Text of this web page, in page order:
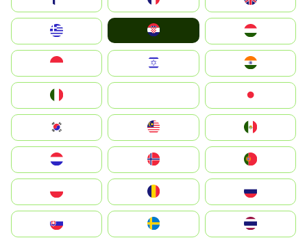
Magyarország
South Korea